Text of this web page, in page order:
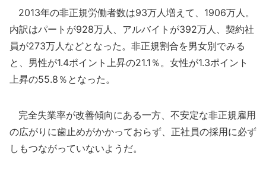
2013年の非正規労働者数は93万人増えて、1906万人。
内訳はパートが928万人、アルバイトが392万人、契約社
員が273万人などとなった。非正規割合を男女別でみる
と、男性が1.4ポイント上昇の21.1％。女性が1.3ポイント
上昇の55.8％となった。
完全失業率が改善傾向にある一方、不安定な非正規雇用
の広がりに歯止めがかかっておらず、正社員の採用に必ず
しもつながっていないようだ。